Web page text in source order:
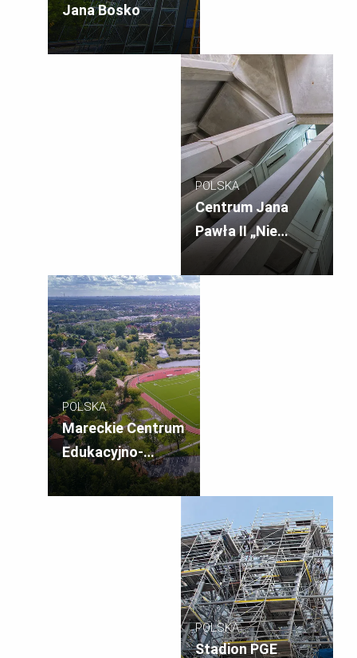
Jana Bosko
POLSKA
Centrum Jana
Pawła II „Nie
lękajcie się”
POLSKA
Mareckie Centrum
Edukacyjno-
Rekreacyjne
POLSKA
Stadion PGE